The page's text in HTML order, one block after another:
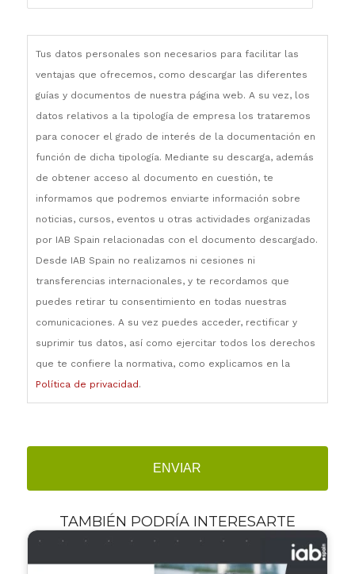
Tus datos personales son necesarios para facilitar las
ventajas que ofrecemos, como descargar las diferentes
guías y documentos de nuestra página web. A su vez, los
datos relativos a la tipología de empresa los trataremos
para conocer el grado de interés de la documentación en
función de dicha tipología. Mediante su descarga, además
de obtener acceso al documento en cuestión, te
informamos que podremos enviarte información sobre
noticias, cursos, eventos u otras actividades organizadas
por IAB Spain relacionadas con el documento descargado.
Desde IAB Spain no realizamos ni cesiones ni
transferencias internacionales, y te recordamos que
puedes retirar tu consentimiento en todas nuestras
comunicaciones. A su vez puedes acceder, rectificar y
suprimir tus datos, así como ejercitar todos los derechos
que te confiere la normativa, como explicamos en la
Política de privacidad.
TAMBIÉN PODRÍA INTERESARTE